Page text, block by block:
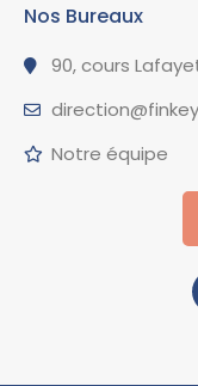
Nos Bureaux
90, cours
Notre équipe